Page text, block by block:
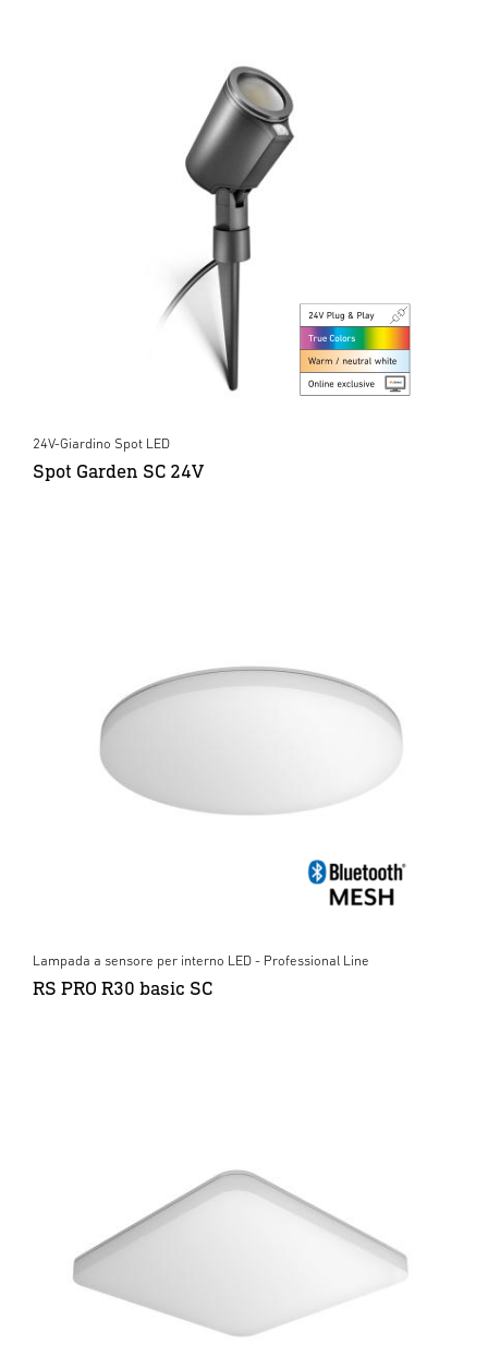
24V-Giardino Spot LED
Spot Garden SC 24V
Lampada a sensore per interno LED - Professional Line
RS PRO R30 basic SC